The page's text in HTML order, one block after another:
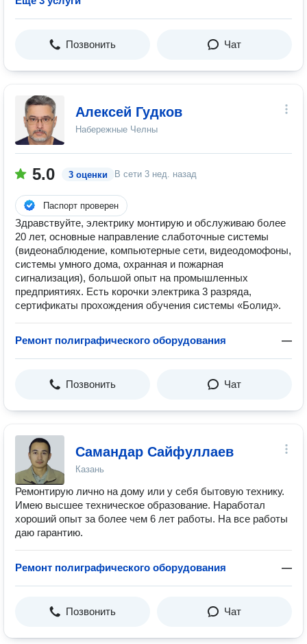
Позвонить Чат
Алексей Гудков
Набережные Челны
5.0 3 оценки В сети 3 нед. назад
Паспорт проверен
Здравствуйте, электрику монтирую и обслуживаю более
20 лет, основные направление слаботочные системы
(видеонаблюдение, компьютерные сети, видеодомофоны,
системы умного дома, охранная и пожарная
сигнализация), большой опыт на промышленных
предприятиях. Есть корочки электрика 3 разряда,
сертификаты прохождения обучения системы «Болид».
Ремонт полиграфического оборудования —
Позвонить Чат
Самандар Сайфуллаев
Казань
Ремонтирую лично на дому или у себя бытовую технику.
Имею высшее техническое образование. Наработал
хороший опыт за более чем 6 лет работы. На все работы
даю гарантию.
Ремонт полиграфического оборудования —
Позвонить Чат